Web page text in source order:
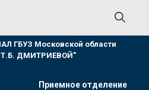
ГБУЗ Московской области
ДМИТРИЕВОЙ"
Приемное отделение